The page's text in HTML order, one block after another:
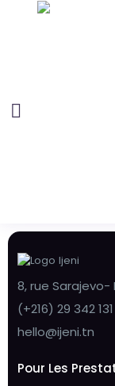
8, rue Sarajevo-
(+216) 29 342 131
hello@ijeni.tn
Pour Les